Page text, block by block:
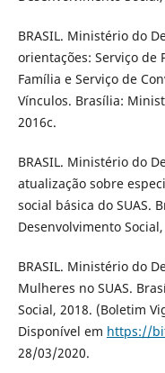
BRASIL. Ministério do
orientações: Serviço de
Família e Serviço de
Vínculos. Brasília:
2016c.
BRASIL. Ministério do
atualização sobre
social básica do SUAS.
Desenvolvimento
BRASIL. Ministério do
Mulheres no SUAS.
Social, 2018. (Boletim
Disponível em https://
28/03/2020.